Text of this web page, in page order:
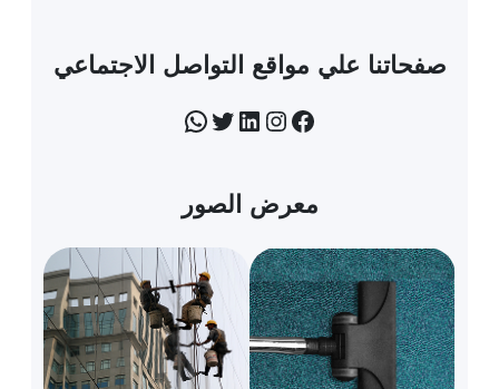
صفحاتنا علي مواقع التواصل الاجتماعي
فيسبوكإنستجرام لينكد إنتويتر واتساب
معرض الصور